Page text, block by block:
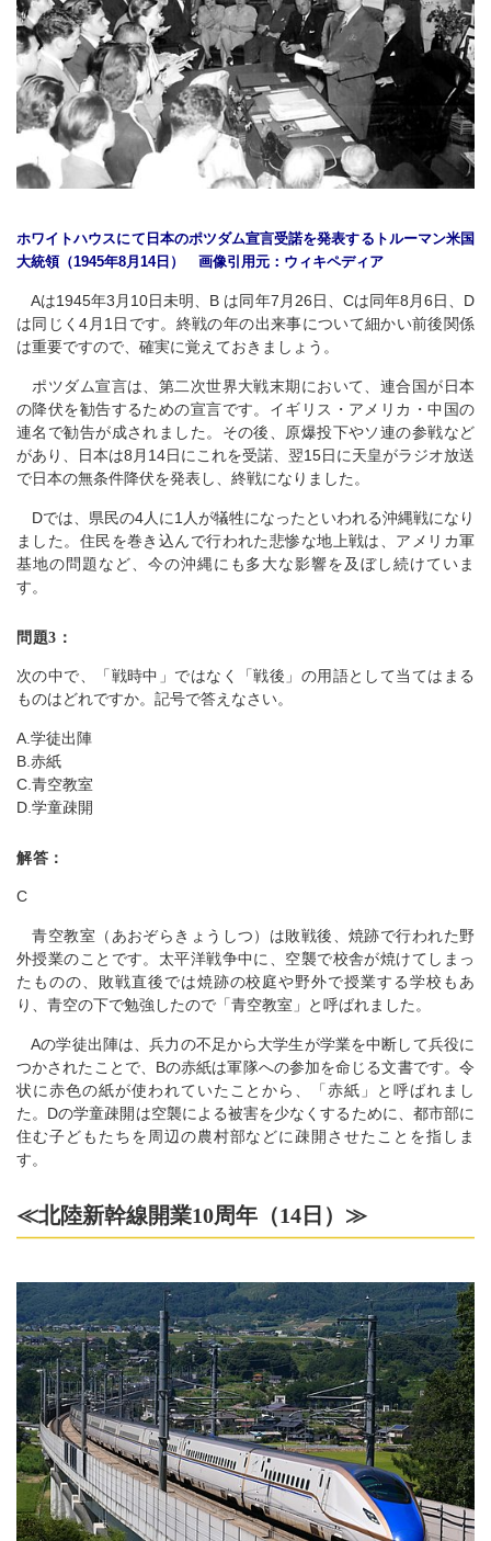
ホワイトハウスにて日本のポツダム宣言受諾を発表するトルーマン米国
大統領（1945年8月14日） 画像引用元：ウィキペディア
Aは1945年3月10日未明、B は同年7月26日、Cは同年8月6日、D
は同じく4月1日です。終戦の年の出来事について細かい前後関係
は重要ですので、確実に覚えておきましょう。
ポツダム宣言は、第二次世界大戦末期において、連合国が日本
の降伏を勧告するための宣言です。イギリス・アメリカ・中国の
連名で勧告が成されました。その後、原爆投下やソ連の参戦など
があり、日本は8月14日にこれを受諾、翌15日に天皇がラジオ放送
で日本の無条件降伏を発表し、終戦になりました。
Dでは、県民の4人に1人が犠牲になったといわれる沖縄戦になり
ました。住民を巻き込んで行われた悲惨な地上戦は、アメリカ軍
基地の問題など、今の沖縄にも多大な影響を及ぼし続けていま
す。
問題3：
次の中で、「戦時中」ではなく「戦後」の用語として当てはまる
ものはどれですか。記号で答えなさい。
A.学徒出陣
B.赤紙
C.青空教室
D.学童疎開
解答：
C
青空教室（あおぞらきょうしつ）は敗戦後、焼跡で行われた野
外授業のことです。太平洋戦争中に、空襲で校舎が焼けてしまっ
たものの、敗戦直後では焼跡の校庭や野外で授業する学校もあ
り、青空の下で勉強したので「青空教室」と呼ばれました。
Aの学徒出陣は、兵力の不足から大学生が学業を中断して兵役に
つかされたことで、Bの赤紙は軍隊への参加を命じる文書です。令
状に赤色の紙が使われていたことから、「赤紙」と呼ばれまし
た。Dの学童疎開は空襲による被害を少なくするために、都市部に
住む子どもたちを周辺の農村部などに疎開させたことを指しま
す。
≪北陸新幹線開業10周年（14日）≫